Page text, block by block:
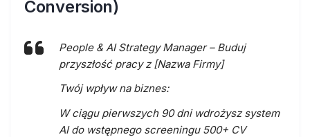
Conversion)
People & AI Strategy Manager – Buduj
przyszłość pracy z [Nazwa Firmy]
Twój wpływ na biznes:
W ciągu pierwszych 90 dni wdrożysz system
AI do wstępnego screeningu 500+ CV